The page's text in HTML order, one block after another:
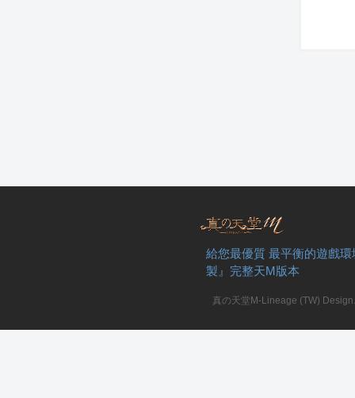
給您最優質 最平衡的遊戲
製』完整天M版本
真の天堂M-Lineage (TW)